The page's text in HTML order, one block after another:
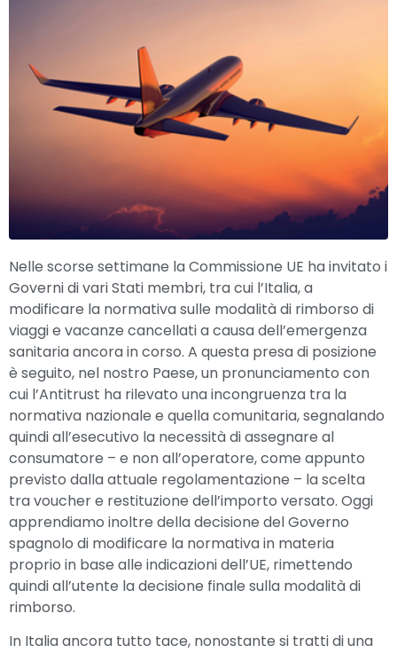
Nelle scorse settimane la Commissione UE ha invitato i
Governi di vari Stati membri, tra cui l’Italia, a
modificare la normativa sulle modalità di rimborso di
viaggi e vacanze cancellati a causa dell’emergenza
sanitaria ancora in corso. A questa presa di posizione
è seguito, nel nostro Paese, un pronunciamento con
cui l’Antitrust ha rilevato una incongruenza tra la
normativa nazionale e quella comunitaria, segnalando
quindi all’esecutivo la necessità di assegnare al
consumatore – e non all’operatore, come appunto
previsto dalla attuale regolamentazione – la scelta
tra voucher e restituzione dell’importo versato. Oggi
apprendiamo inoltre della decisione del Governo
spagnolo di modificare la normativa in materia
proprio in base alle indicazioni dell’UE, rimettendo
quindi all’utente la decisione finale sulla modalità di
rimborso.
In Italia ancora tutto tace, nonostante si tratti di una